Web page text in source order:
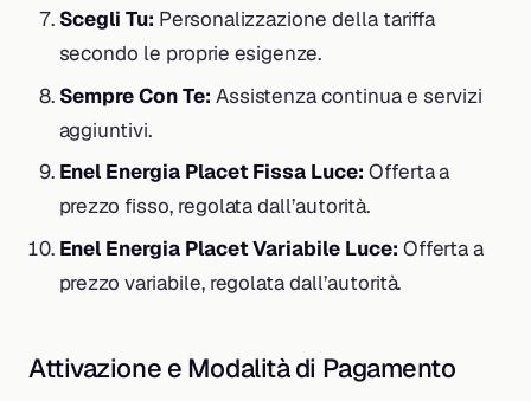
Scegli Tu: Personalizzazione della tariffa
secondo le proprie esigenze.
Sempre Con Te: Assistenza continua e servizi
aggiuntivi.
Enel Energia Placet Fissa Luce: Offerta a
prezzo fisso, regolata dall’autorità.
Enel Energia Placet Variabile Luce: Offerta a
prezzo variabile, regolata dall’autorità.
Attivazione e Modalità di Pagamento